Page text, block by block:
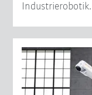
Industrierobotik.